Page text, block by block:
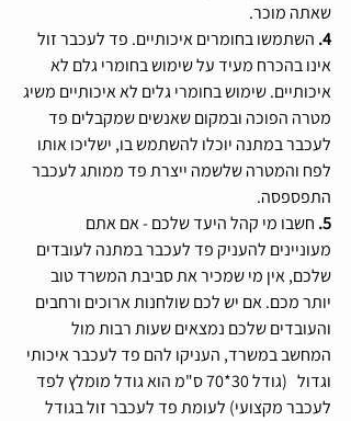
שאתה מוכר.
4. השתמשו בחומרים איכותיים. פד לעכבר זול
אינו בהכרח מעיד על שימוש בחומרי גלם לא
איכותיים. שימוש בחומרי גלים לא איכותיים משיג
מטרה הפוכה ובמקום שאנשים שמקבלים פד
לעכבר במתנה יוכלו להשתמש בו, ישליכו אותו
לפח והמטרה שלשמה ייצרת פד ממותג לעכבר
התפספסה.
5. חשבו מי קהל היעד שלכם - אם אתם
מעוניינים להעניק פד לעכבר במתנה לעובדים
שלכם, אין מי שמכיר את סביבת המשרד טוב
יותר מכם. אם יש לכם שולחנות ארוכים ורחבים
והעובדים שלכם נמצאים שעות רבות מול
המחשב במשרד, העניקו להם פד לעכבר איכותי
וגדול   (גודל 30*70 ס"מ הוא גודל מומלץ לפד
לעכבר מקצועי) לעומת פד לעכבר זול בגודל